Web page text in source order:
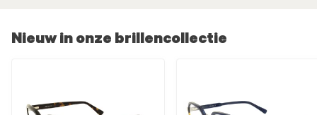
Nieuw in onze brillencollectie